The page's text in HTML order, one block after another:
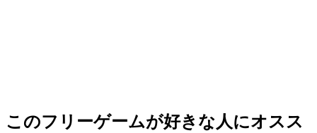
このフリーゲームが好きな人にオスス